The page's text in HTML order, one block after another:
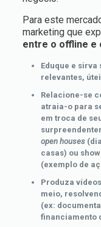
Para este
marketing que
entre o offline e
Eduque e
relevantes,
Relacione-se
atraia-o para
em troca de
open houses
casas) ou
(exemplo de
Produza
meio,
(ex:
financiamento